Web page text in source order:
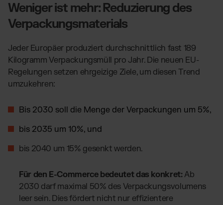
UNSERE INTEGRATIONEN:
Shopify Fulfillment
WooCommerce Fulfillment
Amazon Fulfillment - FBM
TikTok Fulfillment
Billbee Fulfillment
Otto Fulfillment
PrestaShop Fulfillment
Weniger ist mehr: Reduzierung des
Verpackungsmaterials
Jeder Europäer produziert durchschnittlich fast 189
Kilogramm Verpackungsmüll pro Jahr. Die neuen EU-
Regelungen setzen ehrgeizige Ziele, um diesen Trend
umzukehren:
Bis 2030 soll die Menge der Verpackungen um 5%,
bis 2035 um 10%, und
bis 2040 um 15% gesenkt werden.
Für den E-Commerce bedeutet das konkret: Ab
2030 darf maximal 50% des Verpackungsvolumens
leer sein. Dies fördert nicht nur effizientere